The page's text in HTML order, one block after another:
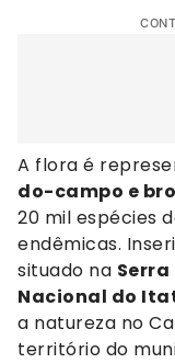
A flora é
do-campo e
20 mil espécies
endêmicas.
situado na
Nacional do
a natureza no
território do